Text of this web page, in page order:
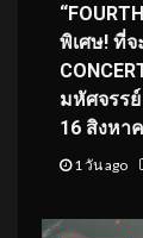
พิเศษ! ที่จ
มหัศจรร
16 สิงหา
1 วัน ago